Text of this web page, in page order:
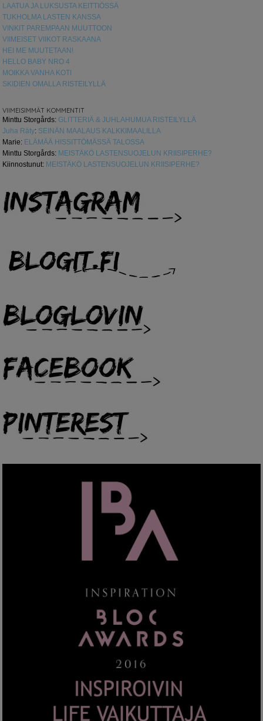
LAATUA JA LUKSUSTA KEITTIÖSSÄ
TUKHOLMA LASTEN KANSSA
VINKIT PAREMPAAN MUUTTOON
VIIMEISET VIIKOT RASKAANA
HEI ME MUUTETAAN!
HELLO BABY NRO 4
MOIKKA VANHA KOTI
SKIDIEN OMALLA RISTEILYLLÄ
VIIMEISIMMÄT KOMMENTIT
Minttu Storgårds: GLITTERIÄ & JUHLAHUMUA RISTEILYLLÄ
Juha Räty: SEINÄN MAALAUS KALKKIMAALILLA
Marie: ELÄMÄÄ HISSITTÖMÄSSÄ TALOSSA
Minttu Storgårds: MEISTÄKÖ LASTENSUOJELUN KRIISIPERHE?
Kiinnostunut: MEISTÄKÖ LASTENSUOJELUN KRIISIPERHE?